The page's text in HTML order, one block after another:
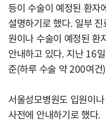
등이 수술이 예정된 환자
설명하기로 했다. 일부
원이나 수술이 예정된 환
안내하고 있다. 지난 16
준(하루 수술 약 200여
서울성모병원도 입원이
사전에 안내하기로 했다.